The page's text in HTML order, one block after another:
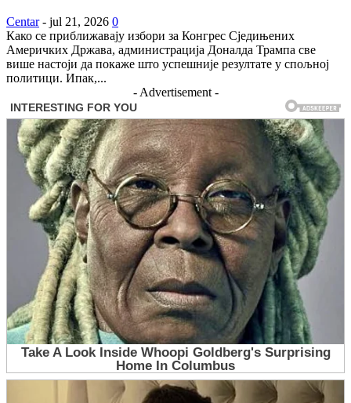
Centar - jul 21, 2026 0
Како се приближавају избори за Конгрес Сједињених
Америчких Држава, администрација Доналда Трампа све
више настоји да покаже што успешније резултате у спољној
политици. Ипак,...
- Advertisement -